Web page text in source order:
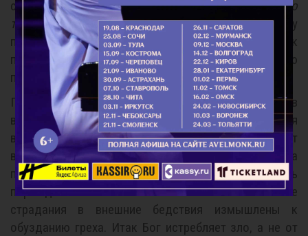
сказано:озлобих тя, и гладом заморих, да благо
тебе сотворю
(Втор. 8, 3), остановив неправду
прежде, нежели разлилась она до безмерности, как
поток удерживаемый какою ни есть твердою
плотиною и преградою.
Поэтому болезни в городах и народах, сухость в
воздухе, безплодие земли, и бедствия
встречающиеся с каждым в жизни, пресекают
возрастание греха. И всякое зло такого рода
посылается от Бога, чтоб предотвратить
порождение истинных зол. Ибо и телесные
страдания в внешние бедствия измышлены к
обузданию греха. Итак Бог истребляет зло, а не от